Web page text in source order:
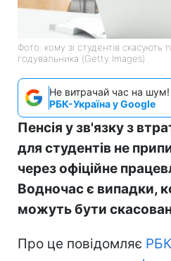
Фото: кому зі студентів скасують
годувальника (Getty Imagеs)
Не витрачай час на шум!
РБК-Україна у Google
Пенсія у зв'язку з
для студентів не
через офіційне
Водночас є випадки,
можуть бути
Про це повідомляє